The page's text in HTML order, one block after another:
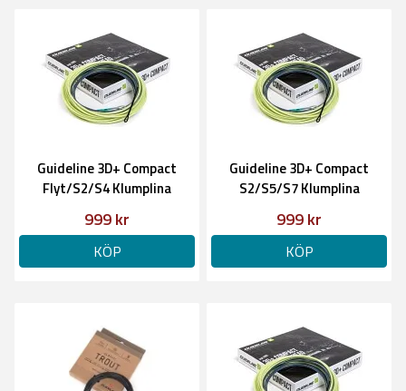
Guideline 3D+ Compact
Flyt/S2/S4 Klumplina
999 kr
KÖP
Guideline 3D+ Compact
S2/S5/S7 Klumplina
999 kr
KÖP